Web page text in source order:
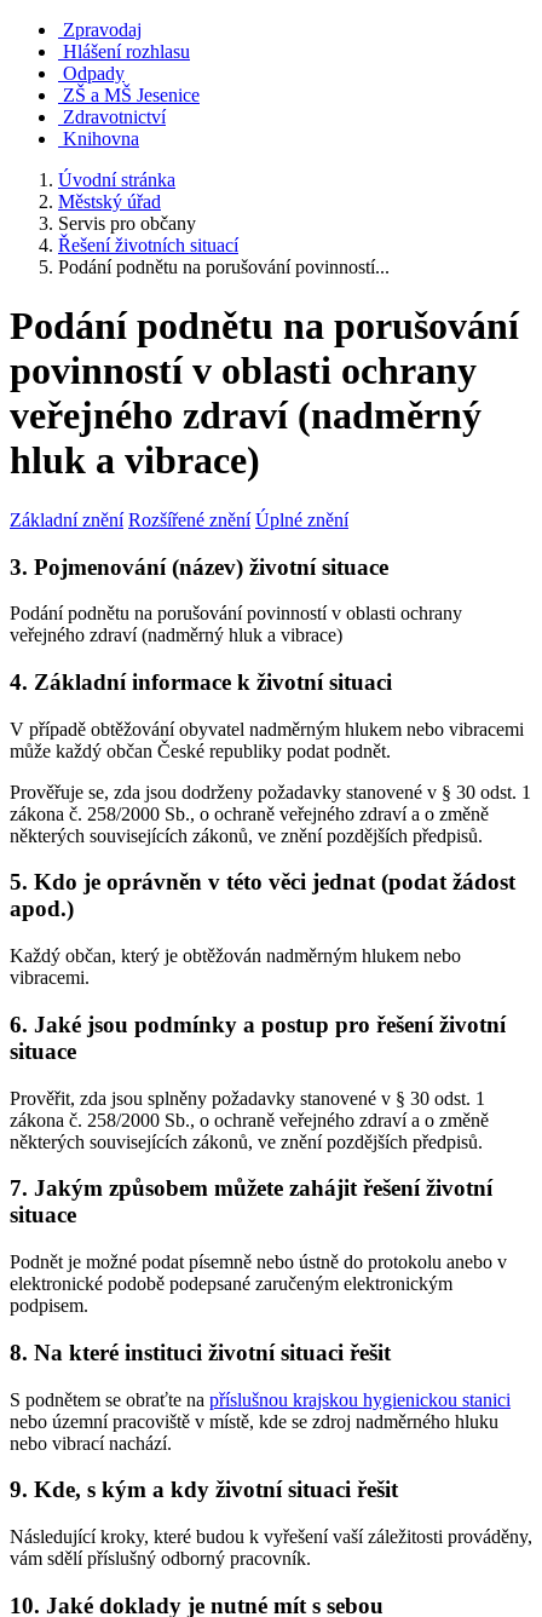
Zpravodaj
Hlášení rozhlasu
Odpady
ZŠ a MŠ Jesenice
Zdravotnictví
Knihovna
Úvodní stránka
Městský úřad
Servis pro občany
Řešení životních situací
Podání podnětu na porušování povinností...
Podání podnětu na porušování
povinností v oblasti ochrany
veřejného zdraví (nadměrný
hluk a vibrace)
Základní znění Rozšířené znění Úplné znění
3. Pojmenování (název) životní situace
Podání podnětu na porušování povinností v oblasti ochrany
veřejného zdraví (nadměrný hluk a vibrace)
4. Základní informace k životní situaci
V případě obtěžování obyvatel nadměrným hlukem nebo vibracemi
může každý občan České republiky podat podnět.
Prověřuje se, zda jsou dodrženy požadavky stanovené v § 30 odst. 1
zákona č. 258/2000 Sb., o ochraně veřejného zdraví a o změně
některých souvisejících zákonů, ve znění pozdějších předpisů.
5. Kdo je oprávněn v této věci jednat (podat žádost
apod.)
Každý občan, který je obtěžován nadměrným hlukem nebo
vibracemi.
6. Jaké jsou podmínky a postup pro řešení životní
situace
Prověřit, zda jsou splněny požadavky stanovené v § 30 odst. 1
zákona č. 258/2000 Sb., o ochraně veřejného zdraví a o změně
některých souvisejících zákonů, ve znění pozdějších předpisů.
7. Jakým způsobem můžete zahájit řešení životní
situace
Podnět je možné podat písemně nebo ústně do protokolu anebo v
elektronické podobě podepsané zaručeným elektronickým
podpisem.
8. Na které instituci životní situaci řešit
S podnětem se obraťte na příslušnou krajskou hygienickou stanici
nebo územní pracoviště v místě, kde se zdroj nadměrného hluku
nebo vibrací nachází.
9. Kde, s kým a kdy životní situaci řešit
Následující kroky, které budou k vyřešení vaší záležitosti prováděny,
vám sdělí příslušný odborný pracovník.
10. Jaké doklady je nutné mít s sebou